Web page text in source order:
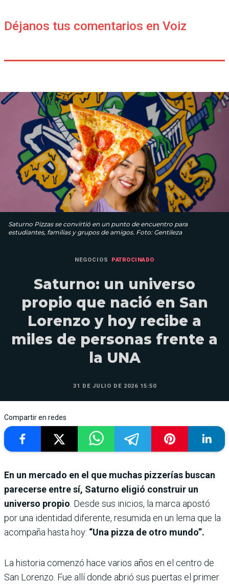
Déjanos tus comentarios en Voiz
Saturno Pizzas se convirtió en un punto de encuentro para
estudiantes, familias y grupos de amigos. Foto: Gentileza
NEGOCIOS PATROCINADO
Saturno: un universo
propio que nació en San
Lorenzo y hoy recibe a
miles de personas frente a
la UNA
31 DE JULIO DE 2026 15:50
Compartir en redes
En un mercado en el que muchas pizzerías buscan
parecerse entre sí, Saturno eligió construir un
universo propio . Desde sus inicios, la marca apostó
por una identidad diferente, resumida en un lema que la
acompaña hasta hoy: “Una pizza de otro mundo”.
La historia comenzó hace varios años en el centro de
San Lorenzo. Fue allí donde abrió sus puertas el primer